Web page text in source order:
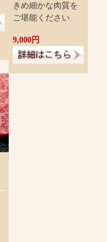
きめ細かな肉質を
ご堪能ください
9,000円